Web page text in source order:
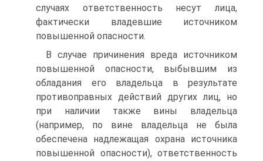
случаях ответственность несут лица,
фактически владевшие источником
повышенной опасности.
В случае причинения вреда источником
повышенной опасности, выбывшим из
обладания его владельца в результате
противоправных действий других лиц, но
при наличии также вины владельца
(например, по вине владельца не была
обеспечена надлежащая охрана источника
повышенной опасности), ответственность